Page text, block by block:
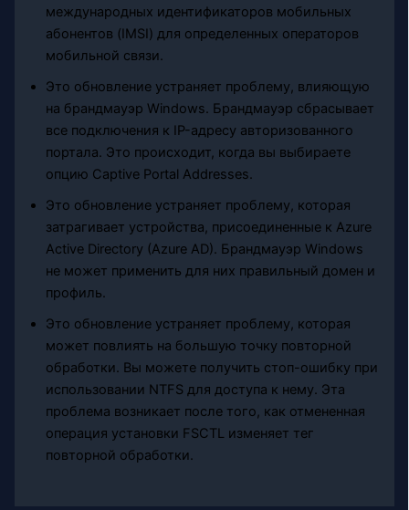
международных идентификаторов мобильных
абонентов (IMSI) для определенных операторов
мобильной связи.
Это обновление устраняет проблему, влияющую
на брандмауэр Windows. Брандмауэр сбрасывает
все подключения к IP-адресу авторизованного
портала. Это происходит, когда вы выбираете
опцию Captive Portal Addresses.
Это обновление устраняет проблему, которая
затрагивает устройства, присоединенные к Azure
Active Directory (Azure AD). Брандмауэр Windows
не может применить для них правильный домен и
профиль.
Это обновление устраняет проблему, которая
может повлиять на большую точку повторной
обработки. Вы можете получить стоп-ошибку при
использовании NTFS для доступа к нему. Эта
проблема возникает после того, как отмененная
операция установки FSCTL изменяет тег
повторной обработки.